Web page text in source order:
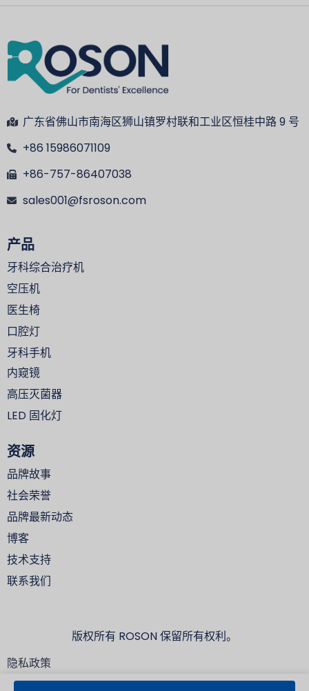
广东省佛山市南海区狮山镇罗村联和工业区恒桂中路 9 号
+86 15986071109
+86-757-86407038
sales001@fsroson.com
产品
牙科综合治疗机
空压机
医生椅
口腔灯
牙科手机
内窥镜
高压灭菌器
LED 固化灯
资源
品牌故事
社会荣誉
品牌最新动态
博客
技术支持
联系我们
版权所有 ROSON 保留所有权利。
隐私政策